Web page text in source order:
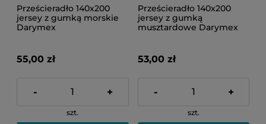
Prześcieradło 140x200
jersey z gumką morskie
Darymex
55,00 zł
- +
szt.
Prześcieradło 140x200
jersey z gumką
musztardowe Darymex
53,00 zł
- +
szt.